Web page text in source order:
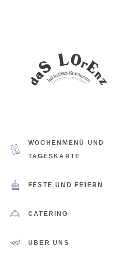
WOCHENMENÜ UND
TAGESKARTE
FESTE UND FEIERN
CATERING
ÜBER UNS